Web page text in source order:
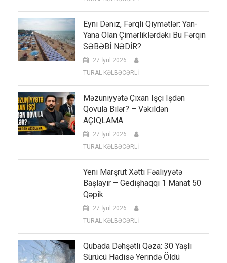
Eyni Dəniz, Fərqli Qiymətlər: Yan-
Yana Olan Çimərliklərdəki Bu Fərqin
SƏBƏBİ NƏDİR?
27 İyul 2026
TURAL KƏLBƏCƏRLİ
Məzuniyyətə Çıxan Işçi Işdən
Qovula Bilər? – Vəkildən
AÇIQLAMA
27 İyul 2026
TURAL KƏLBƏCƏRLİ
Yeni Marşrut Xətti Fəaliyyətə
Başlayır – Gedişhaqqı 1 Manat 50
Qəpik
27 İyul 2026
TURAL KƏLBƏCƏRLİ
Qubada Dəhşətli Qəza: 30 Yaşlı
Sürücü Hadisə Yerində Öldü